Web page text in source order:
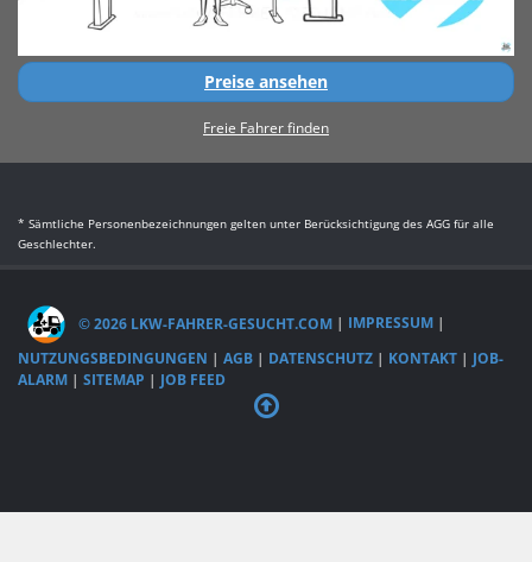
Preise ansehen
Freie Fahrer finden
* Sämtliche Personenbezeichnungen gelten unter Berücksichtigung des AGG für alle
Geschlechter.
© 2026 LKW-FAHRER-GESUCHT.COM | IMPRESSUM |
NUTZUNGSBEDINGUNGEN | AGB | DATENSCHUTZ | KONTAKT | JOB-
ALARM | SITEMAP | JOB FEED